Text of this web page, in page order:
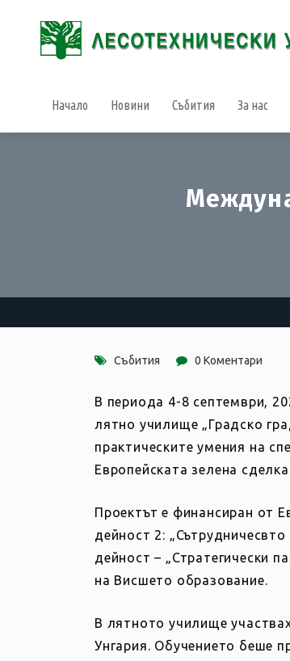
Начало Новини Събития За нас
Събития 0 Коментари
В периода 4-8 септември,
лятно училище „Градско
практическите умения на
Европейската зелена
Проектът е финансиран от
дейност 2:
дейност – „Стратегически
на Висшето образование.
В лятното училище
Унгария. Обучението беше